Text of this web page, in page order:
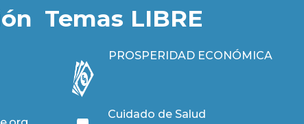
Temas LIBRE
PROSPERIDAD ECONÓMICA
Cuidado de Salud